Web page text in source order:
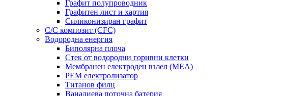
Графит полупроводник
Графитен лист и хартия
Силиконизиран графит
C/C композит (CFC)
Водородна енергия
Биполярна плоча
Стек от водородни горивни клетки
Мембранен електроден възел (MEA)
PEM електролизатор
Титанов филц
Ванадиева поточна батерия